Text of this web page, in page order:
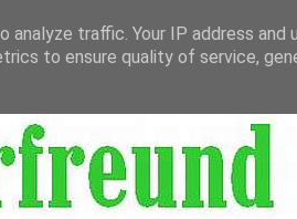
traffic. Your IP address and
to ensure quality of service,